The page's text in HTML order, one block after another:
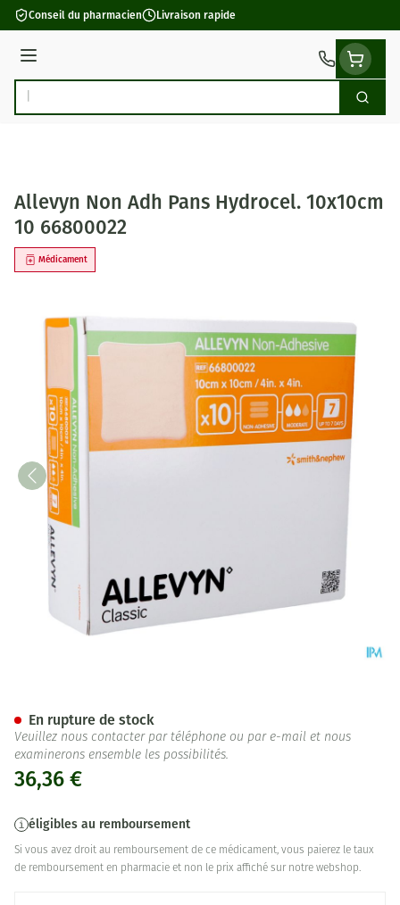
Aller au contenu
Conseil du pharmacien Livraison rapide
Menu
Rechercher
Allevyn Non Adh Pans Hydrocel. 10x10cm
10 66800022
Médicament
36,36 €
éligibles au remboursement
Si vous avez droit au remboursement de ce médicament, vous paierez le taux
de remboursement en pharmacie et non le prix affiché sur notre webshop.
En rupture de stock
Veuillez nous contacter par téléphone ou par e-mail et nous
examinerons ensemble les possibilités.